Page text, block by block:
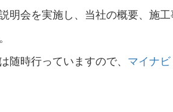
明会を実施し、当社の概要、施
随時行っていますので、 マイナビ